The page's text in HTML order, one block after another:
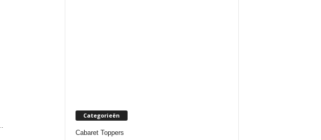
Categorieën
Cabaret Toppers